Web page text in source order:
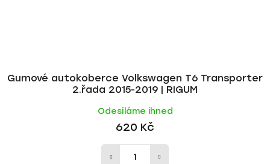
Gumové autokoberce Volkswagen T6 Transporter
2.řada 2015-2019 | RIGUM
Odesíláme ihned
620 Kč